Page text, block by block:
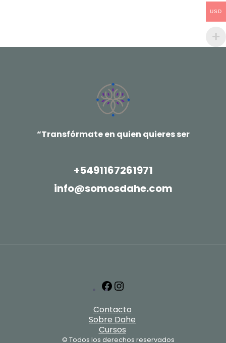
“Transfórmate en quien quieres ser
+5491167261971
info@somosdahe.com
Facebook
Contacto
Sobre Dahe
Cursos
© Todos los derechos reservados
USD